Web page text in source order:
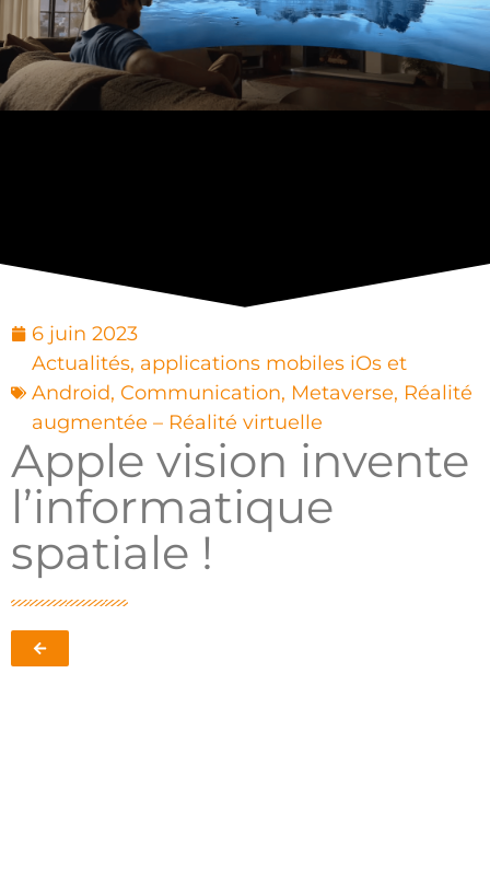
6 juin 2023
Actualités, applications mobiles iOs et
Android, Communication, Metaverse, Réalité
augmentée – Réalité virtuelle
Apple vision invente
l’informatique
spatiale !